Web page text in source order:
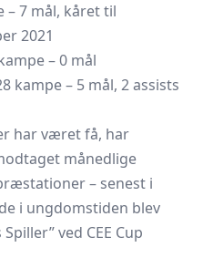
– 7 mål, kåret til
2021
– 0 mål
kampe – 5 mål, 2 assists
har været få, har
månedlige
– senest i
i ungdomstiden blev
ved CEE Cup